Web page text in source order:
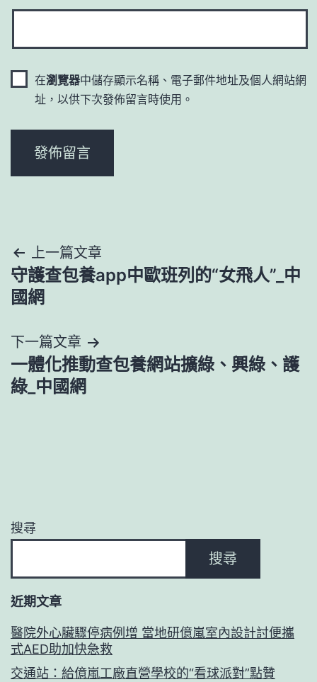
在瀏覽器中儲存顯示名稱、電子郵件地址及個人網站網
址，以供下次發佈留言時使用。
文
章
覽
上一篇文章
守護查包養app中歐班列的“女飛人”_中
國網
下一篇文章
一體化推動查包養網站擴綠、興綠、護
綠_中國網
搜尋
搜尋
近期文章
醫院外心臟驟停病例增 當地研億嵐室內設計討便攜
式AED助加快急救
交通站：給億嵐工廠直營學校的“看球派對”點贊